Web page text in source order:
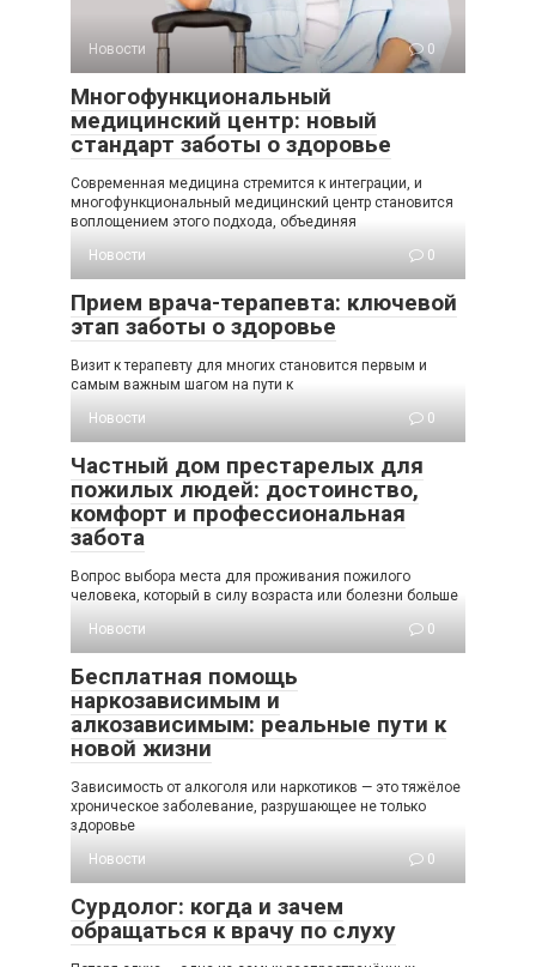
Новости 0
Многофункциональный
медицинский центр: новый
стандарт заботы о здоровье
Современная медицина стремится к интеграции, и
многофункциональный медицинский центр становится
воплощением этого подхода, объединяя
Новости
0
Прием врача-терапевта: ключевой
этап заботы о здоровье
Визит к терапевту для многих становится первым и
самым важным шагом на пути к
Новости
0
Частный дом престарелых для
пожилых людей: достоинство,
комфорт и профессиональная
забота
Вопрос выбора места для проживания пожилого
человека, который в силу возраста или болезни больше
Новости
0
Бесплатная помощь
наркозависимым и
алкозависимым: реальные пути к
новой жизни
Зависимость от алкоголя или наркотиков — это тяжёлое
хроническое заболевание, разрушающее не только
здоровье
Новости
0
Сурдолог: когда и зачем
обращаться к врачу по слуху